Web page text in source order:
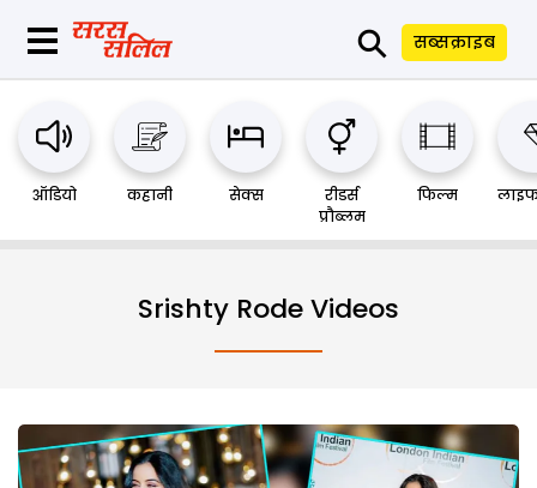
⚲ सब्सक्राइब
ऑडियो कहानी सेक्स
रीडर्स
प्रौब्लम
फिल्म
Srishty Rode Videos